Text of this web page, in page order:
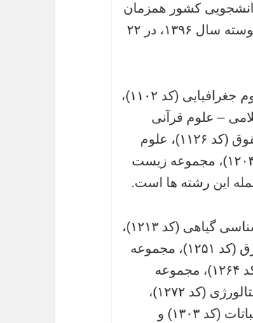
کشور همزمان
با برگزاری آزمون ورودی دوره‌های کارشناسی ارشد ناپیوسته سال ۱۳۹۶، در ۲۲
رشته‌های زبان و ادبیات فارسی (کد ۱۱۰۱)، مجموعه علوم جغرافیایی (کد ۱۱۰۲)،
اسلامی – علوم قرآنی
(کد۱۱۱۱)، مجموعه علوم تربیتی (کد ۱۱۱۷)، مجموعه حقوق (کد ۱۱۲۶)، علوم
زمین (کد ۱۲۰۱)، شیمی (کد۱۲۰۳)، مجموعه فیزیک (کد ۱۲۰۴)، مجموعه زیست
همچنین رشته های مجموعه ریاضی (کد۱۲۰۸)، زیست شناسی گیاهی (کد ۱۲۱۳)،
زیست شناسی جانوری (کد ۱۲۱۴)، مجموعه مهندسی برق (کد ۱۲۵۱)، مجموعه
مهندسی شیمی (کد ۱۲۵۷)، مجموعه مهندسی عمران (کد ۱۲۶۴)، مجموعه
مهندسی مکانیک (کد ۱۲۶۷)، مجموعه مهندسی مواد و متالورژی (کد ۱۲۷۲)،
مهندسی کامپیوتر (کد ۱۲۷۷)، مجموعه زراعت و اصلاح نباتات (کد ۱۳۰۳) و